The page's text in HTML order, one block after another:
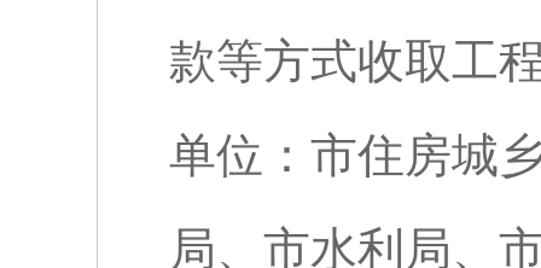
款等方式收取工
单位：市住房城
局、市水利局、